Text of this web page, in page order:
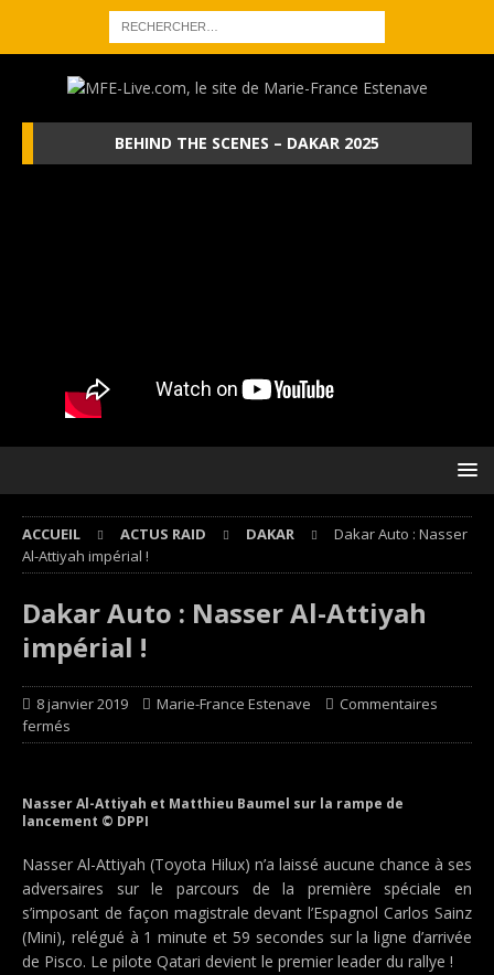
BEHIND THE SCENES – DAKAR 2025
ACCUEIL ACTUS RAID DAKAR
Dakar Auto : Nasser
Al-Attiyah impérial !
Dakar Auto : Nasser Al-Attiyah
impérial !
8 janvier 2019 Marie-France Estenave
Commentaires
fermés
Nasser Al-Attiyah et Matthieu Baumel sur la rampe de
lancement © DPPI
Nasser Al-Attiyah (Toyota Hilux) n’a laissé aucune chance à ses
adversaires sur le parcours de la première spéciale en
s’imposant de façon magistrale devant l’Espagnol Carlos Sainz
(Mini), relégué à 1 minute et 59 secondes sur la ligne d’arrivée
de Pisco. Le pilote Qatari devient le premier leader du rallye !